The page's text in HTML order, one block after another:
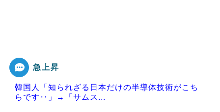
急上昇
韓国人「知られざる日本だけの半導体技術がこち
らです‥」→「サムス...